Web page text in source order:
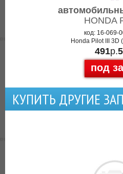
HONDA
код: 16-069-
Honda Pilot III 3D
491р.
под
КУПИТЬ ДРУГИЕ